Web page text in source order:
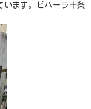
います。ビハーラ十条